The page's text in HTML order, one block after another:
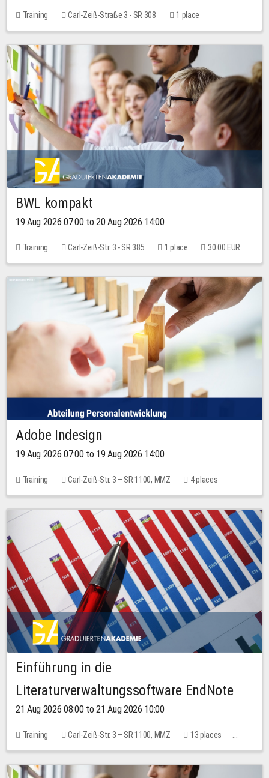
Training Carl-Zeiß-Straße 3 - SR 308 1 place
BWL kompakt
19 Aug 2026 07:00 to 20 Aug 2026 14:00
Training Carl-Zeiß-Str. 3 - SR 385 1 place 30.00 EUR
Adobe Indesign
19 Aug 2026 07:00 to 19 Aug 2026 14:00
Training Carl-Zeiß-Str. 3 – SR 1100, MMZ 4 places
Einführung in die
Literaturverwaltungssoftware EndNote
21 Aug 2026 08:00 to 21 Aug 2026 10:00
Training Carl-Zeiß-Str. 3 – SR 1100, MMZ
13 places
10.00 EUR